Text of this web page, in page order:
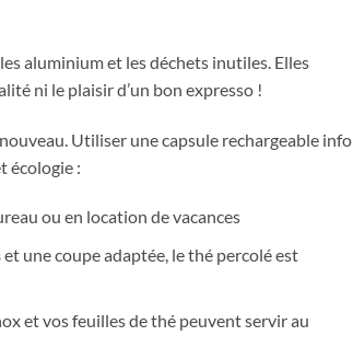
aluminium et les déchets inutiles. Elles
ni le plaisir d’un bon expresso !
Utiliser une capsule rechargeable info
écologie :
ou en location de vacances
et une coupe adaptée, le thé percolé est
et vos feuilles de thé peuvent servir au